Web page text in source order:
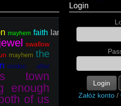
mayhem faith lament
little
swallow
mayhem the
london after
town
enough
of us
Login
Login
Załóż konto /